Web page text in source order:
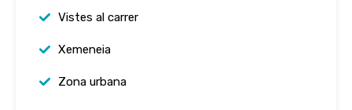
Vistes al carrer
Xemeneia
Zona urbana